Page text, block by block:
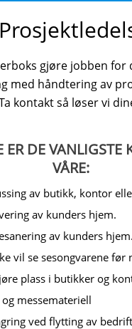
gjøre jobben for
med håndtering av
kontakt så løser vi
ER DE VANLIGSTE
VÅRE:
av butikk, kontor
av kunders hjem.
av kunders hjem.
vil se sesongvarene før
plass i butikker og
messemateriell
ved flytting av